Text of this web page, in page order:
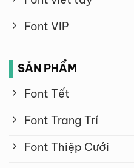
Font VIP
SẢN PHẨM
Font Tết
Font Trang Trí
Font Thiệp Cưới